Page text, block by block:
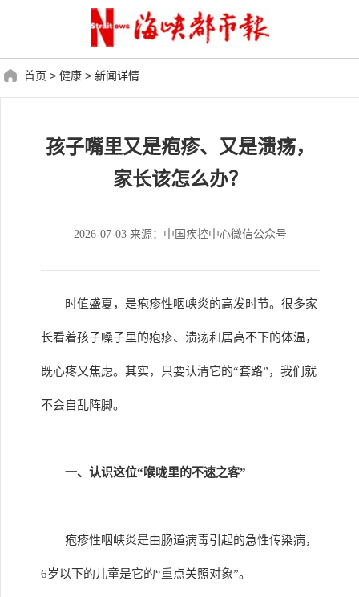
首页 > 健康 > 新闻详情
孩子嘴里又是疱疹、又是溃疡，
家长该怎么办？
2026-07-03 来源：中国疾控中心微信公众号
时值盛夏，是疱疹性咽峡炎的高发时节。很多家
长看着孩子嗓子里的疱疹、溃疡和居高不下的体温，
既心疼又焦虑。其实，只要认清它的“套路”，我们就
不会自乱阵脚。
一、认识这位“喉咙里的不速之客”
疱疹性咽峡炎是由肠道病毒引起的急性传染病，
6岁以下的儿童是它的“重点关照对象”。